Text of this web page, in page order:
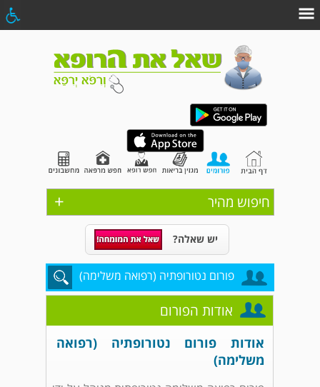
+ חיפוש מהיר
יש שאלה?
פורום נטורופתיה (רפואה משלימה)
אודות הפורום
אודות פורום נטורופתיה (רפואה
משלימה)